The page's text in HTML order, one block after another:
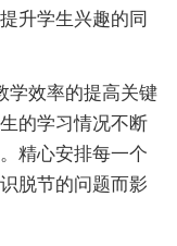
升学生兴趣的同
效率的提高关键
的学习情况不断
精心安排每一个
脱节的问题而影